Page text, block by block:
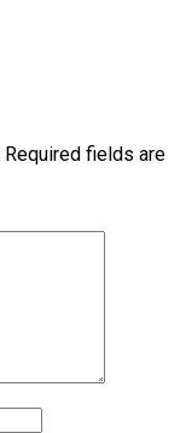
Required fields are